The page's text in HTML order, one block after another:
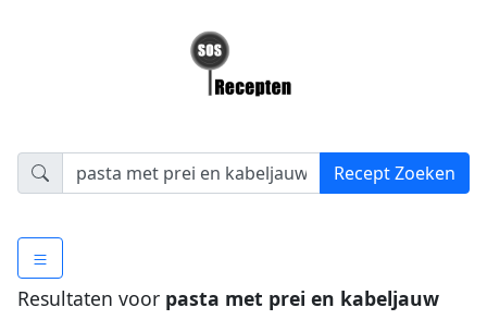
Resultaten voor pasta met prei en kabeljauw